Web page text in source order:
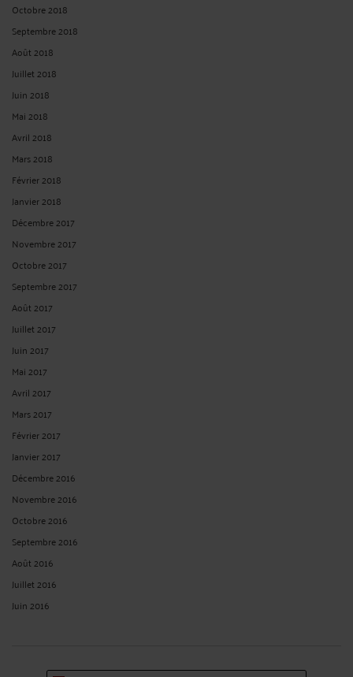
Octobre 2018
Septembre 2018
Août 2018
Juillet 2018
Juin 2018
Mai 2018
Avril 2018
Mars 2018
Février 2018
Janvier 2018
Décembre 2017
Novembre 2017
Octobre 2017
Septembre 2017
Août 2017
Juillet 2017
Juin 2017
Mai 2017
Avril 2017
Mars 2017
Février 2017
Janvier 2017
Décembre 2016
Novembre 2016
Octobre 2016
Septembre 2016
Août 2016
Juillet 2016
Juin 2016